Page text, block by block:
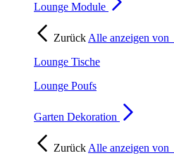
Lounge Module
Zurück Alle anzeigen von
Lounge Tische
Lounge Poufs
Garten Dekoration
Zurück Alle anzeigen von